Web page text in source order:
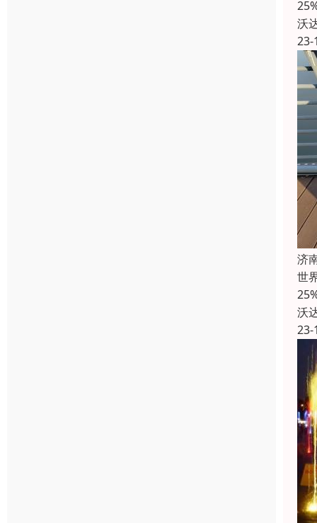
沃
23-
济
世
沃
23-